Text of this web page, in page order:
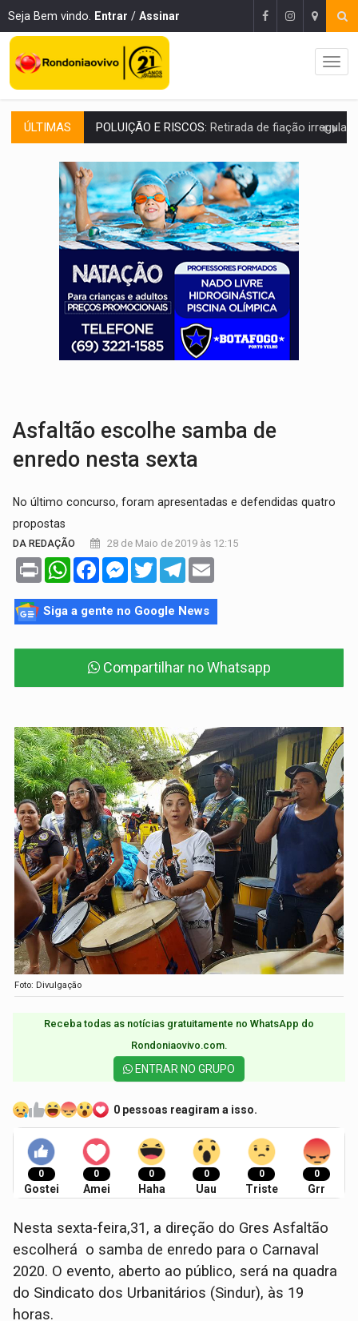
Seja Bem vindo. Entrar / Assinar
ÚLTIMAS VÍDEO:Armado com machado, homem ameaça matar sobrinha grávida e
TRIBUNAL DO CRIME:Homem é espancado por facção criminosa
VÍDEO:Perseguição é registrada no shopping após colombiana furtar
LUDOPATIA:Apostas online começam a afetar produtividade e rotina
REFLORESTAMENTO:Plantar árvores não será mais suficiente para
OVNIS NA LUA: Cientistas alertam para possível base secreta no satélite
ACABOU COM PEUGEOT:Incêndio destrói carro que era rebocado para oficina
VÍDEO:Ladrão é filmado furtando moto na frente do bar
Asfaltão escolhe samba de
enredo nesta sexta
No último concurso, foram apresentadas e defendidas quatro
propostas
DA REDAÇÃO 28 de Maio de 2019 às 12:15
Print WhatsAppFacebookMessenger
TwitterTelegram
Siga a gente no Google News
Compartilhar no Whatsapp
Foto: Divulgação
Receba todas as notícias gratuitamente no WhatsApp do
Rondoniaovivo.com.​
ENTRAR NO GRUPO
0 pessoas reagiram a isso.
0
Gostei
0
Amei
0
Haha
0
Uau
0
Triste
0
Grr
Nesta sexta-feira,31, a direção do Gres Asfaltão
escolherá o samba de enredo para o Carnaval
2020. O evento, aberto ao público, será na quadra
do Sindicato dos Urbanitários (Sindur), às 19
horas.